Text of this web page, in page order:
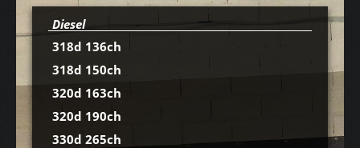
Diesel
318d 136ch
318d 150ch
320d 163ch
320d 190ch
330d 265ch